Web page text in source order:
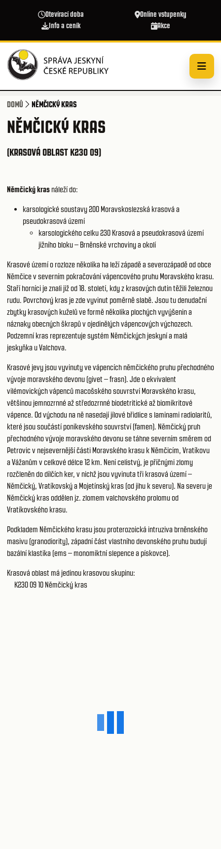
Otevírací doba
Online vstupenky
Info a ceník
Akce
DOMŮ NĚMČICKÝ KRAS
NĚMČICKÝ KRAS
(KRASOVÁ OBLAST K230 09)
Němčický kras náleží do:
karsologické soustavy 200 Moravskoslezská krasová a
pseudokrasová území
karsologického celku 230 Krasová a pseudokrasová území
jižního bloku – Brněnské vrchoviny a okolí
Krasové území o rozloze několika ha leží západě a severozápadě od obce
Němčice v severním pokračování vápencového pruhu Moravského krasu.
Staří horníci je znali již od 18. století, kdy z krasových dutin těžili železnou
rudu. Povrchový kras je zde vyvinut poměrně slabě. Jsou tu denudační
zbytky krasových kuželů ve formě několika plochých vyvýšenin a
náznaky obecných škrapů v ojedinělých vápencových výchozech.
Podzemní kras reprezentuje systém Němčických jeskyní a malá
jeskyňka u Valchova.
Krasové jevy jsou vyvinuty ve vápencích němčického pruhu přechodného
vývoje moravského devonu (givet – frasn). Jde o ekvivalent
vilémovických vápenců macošského souvrství Moravského krasu,
většinou jemnozrnné až středozrnné biodetritické až biomikritové
vápence. Od východu na ně nasedají jílové břidlice s laminami radiolaritů,
které jsou součástí ponikevského souvrství (famen). Němčický pruh
přechodného vývoje moravského devonu se táhne severním směrem od
Petrovic v nejsevernější části Moravského krasu k Němčicím, Vratíkovu
a Vážanům v celkové délce 12 km. Není celistvý, je příčnými zlomy
rozčleněn do dílčích ker, v nichž jsou vyvinuta tři krasová území –
Němčický, Vratíkovský a Mojetínský kras (od jihu k severu). Na severu je
Němčický kras oddělen jz. zlomem valchovského prolomu od
Vratíkovského krasu.
Podkladem Němčického krasu jsou proterozoická intruziva brněnského
masivu (granodiority), západní část vlastního devonského pruhu budují
bazální klastika (ems – monomiktní slepence a pískovce).
Krasová oblast má jedinou krasovou skupinu:
K230 09 10 Němčický kras